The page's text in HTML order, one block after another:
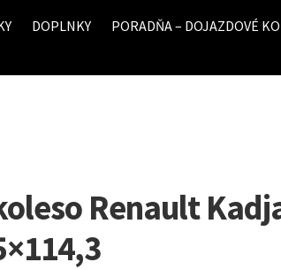
DOPLNKY
PORADŇA – DOJAZDOVÉ
Renault